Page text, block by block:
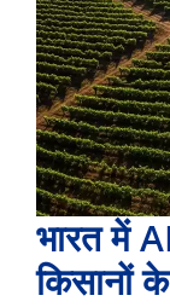
भारत में
किसानों